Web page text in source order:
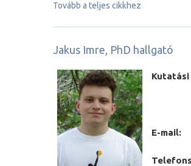
Tovább a teljes cikkhez
Jakus Imre, PhD hallgató
E-mail: